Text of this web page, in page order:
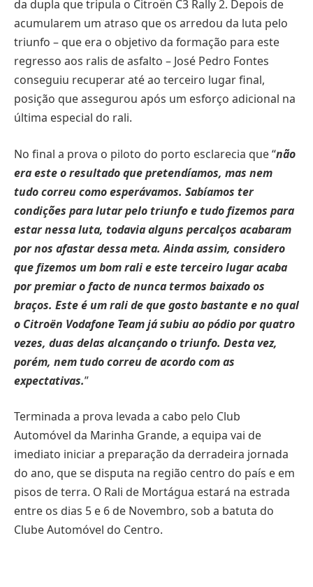
da dupla que tripula o Citroën C3 Rally 2. Depois de
acumularem um atraso que os arredou da luta pelo
triunfo – que era o objetivo da formação para este
regresso aos ralis de asfalto – José Pedro Fontes
conseguiu recuperar até ao terceiro lugar final,
posição que assegurou após um esforço adicional na
última especial do rali.
No final a prova o piloto do porto esclarecia que “não
era este o resultado que pretendíamos, mas nem
tudo correu como esperávamos. Sabíamos ter
condições para lutar pelo triunfo e tudo fizemos para
estar nessa luta, todavia alguns percalços acabaram
por nos afastar dessa meta. Ainda assim, considero
que fizemos um bom rali e este terceiro lugar acaba
por premiar o facto de nunca termos baixado os
braços. Este é um rali de que gosto bastante e no qual
o Citroën Vodafone Team já subiu ao pódio por quatro
vezes, duas delas alcançando o triunfo. Desta vez,
porém, nem tudo correu de acordo com as
expectativas.”
Terminada a prova levada a cabo pelo Club
Automóvel da Marinha Grande, a equipa vai de
imediato iniciar a preparação da derradeira jornada
do ano, que se disputa na região centro do país e em
pisos de terra. O Rali de Mortágua estará na estrada
entre os dias 5 e 6 de Novembro, sob a batuta do
Clube Automóvel do Centro.